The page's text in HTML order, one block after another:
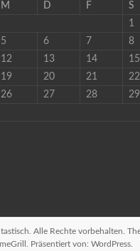
M D F S
1
5 6 7 8
12 13 14 15
19 20 21 22
26 27 28 29
. Alle Rechte vorbehalten.
Präsentiert von: WordPress.